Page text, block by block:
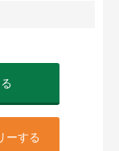
ーする